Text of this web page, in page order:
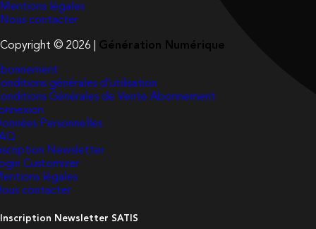
Mentions légales
Nous contacter
Copyright © 2026 | Génération Numérique
générales d’utilisation
Générales de Vente Abonnement
Personnelles
Newsletter
Customizer
légales
contacter
Inscription Newsletter SATIS